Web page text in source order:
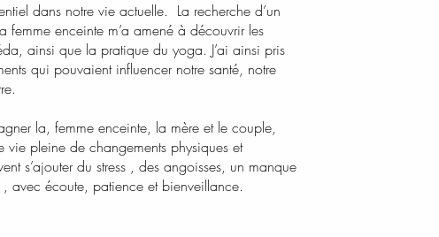
dans notre vie actuelle. La recherche d’un
femme enceinte m’a amené à découvrir les
ainsi que la pratique du yoga. J’ai ainsi pris
qui pouvaient influencer notre santé, notre
la, femme enceinte, la mère et le couple,
vie pleine de changements physiques et
s’ajouter du stress , des angoisses, un manque
avec écoute, patience et bienveillance.